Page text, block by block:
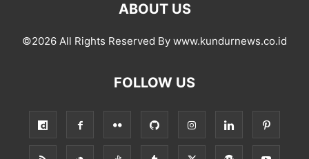
ABOUT US
©2026 All Rights Reserved By www.kundurnews.co.id
FOLLOW US